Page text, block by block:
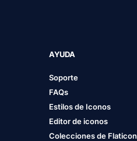
AYUDA
Soporte
FAQs
Estilos de Iconos
Editor de iconos
Colecciones de Flaticon